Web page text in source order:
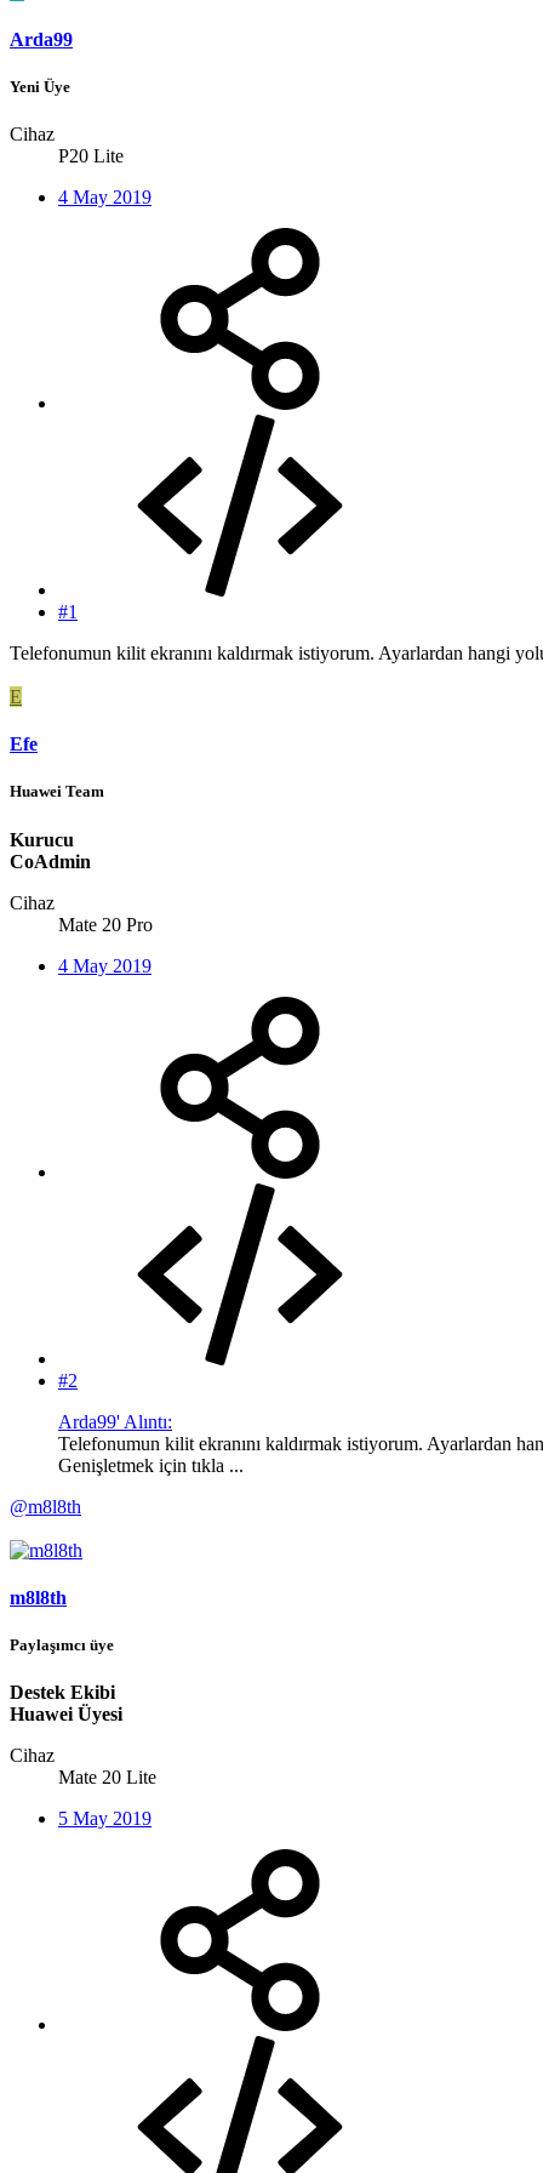
Arda99
Yeni Üye
Cihaz
P20 Lite
4 May 2019
#1
Telefonumun kilit ekranını kaldırmak istiyorum. Ayarlardan hangi
E
Efe
Huawei Team
Kurucu
CoAdmin
Cihaz
Mate 20 Pro
4 May 2019
#2
Arda99' Alıntı:
Telefonumun kilit ekranını kaldırmak istiyorum. Ayarlardan
Genişletmek için tıkla ...
@m8l8th
m8l8th
Paylaşımcı üye
Destek Ekibi
Huawei Üyesi
Cihaz
Mate 20 Lite
5 May 2019